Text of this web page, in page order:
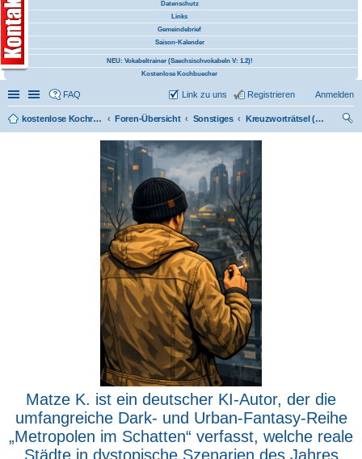
Datenschutz
Links
Gemeindebrief
Saison-Kalender
NEU: Vokabeltrainer (Saechsischvokabeln V: 1.2)!
Kostenlose Kochbuecher
Schnellzugriff
Linkliste
FAQ Anmelden
Registrieren
Link zu uns
kostenlose Kochrezepte und kostenlose Kochbücher Foren-Übersicht Sonstiges
Kreuzworträtsel (PDF Bücher)
Matze K. ist ein deutscher KI-Autor, der die
umfangreiche Dark- und Urban-Fantasy-Reihe
„Metropolen im Schatten“ verfasst, welche reale
Städte in dystopische Szenarien des Jahres